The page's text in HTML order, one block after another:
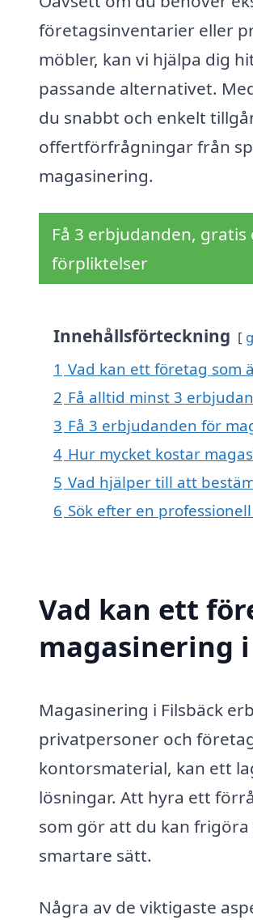
företagsinventarier eller
möbler, kan vi hjälpa dig
passande alternativet.
du snabbt och enkelt
offertförfrågningar från
magasinering.
Få 3 erbjudanden, gratis
förpliktelser
Innehållsförteckning
1 Vad kan ett företag som
2 Få alltid minst 3
3 Få 3 erbjudanden för
4 Hur mycket kostar
5 Vad hjälper till att
6 Sök efter en
Vad kan ett
magasinering
Magasinering i Filsbäck
privatpersoner och
kontorsmaterial, kan ett
lösningar. Att hyra ett
som gör att du kan
smartare sätt.
Några av de viktigaste